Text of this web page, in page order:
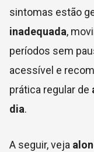
sintomas estão
inadequada,
períodos sem
acessível e
prática regular de
dia.
A seguir, veja